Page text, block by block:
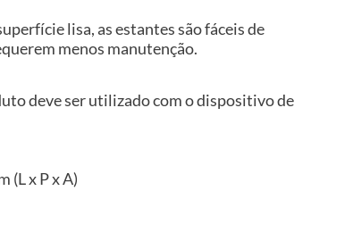
lisa, as estantes são fáceis de
menos manutenção.
deve ser utilizado com o dispositivo de
(L x P x A)